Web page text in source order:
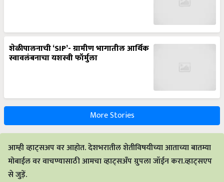
शेळीपालनाची ‘SIP’- ग्रामीण भागातील आर्थिक
स्वावलंबनाचा यशस्वी फॉर्मुला
More Stories
आम्ही व्हाट्सअप वर आहोत. देशभरातील शेतीविषयीच्या आताच्या बातम्या
मोबाईल वर वाचण्यासाठी आमचा व्हाट्सअँप ग्रुपला जॉईन करा.व्हाट्सएप
से जुड़ें.